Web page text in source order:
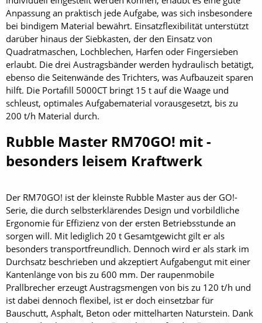
Anpassung an praktisch jede Aufgabe, was sich insbesondere
bei bindigem Material bewährt. Einsatzflexibilität unterstützt
darüber hinaus der Siebkasten, der den Einsatz von
Quadratmaschen, Lochblechen, Harfen oder Fingersieben
erlaubt. Die drei Austragsbänder werden hydraulisch betätigt,
ebenso die Seitenwände des Trichters, was Aufbauzeit sparen
hilft. Die Portafill 5000CT bringt 15 t auf die Waage und
schleust, optimales Aufgabematerial vorausgesetzt, bis zu
200 t/h Material durch.
Rubble Master RM70GO! mit ­
besonders leisem Kraftwerk
Der RM70GO! ist der kleinste Rubble Master aus der GO!-
Serie, die durch selbsterklärendes Design und vorbildliche
Ergonomie für Effizienz von der ersten Betriebsstunde an
sorgen will. Mit lediglich 20 t Gesamtgewicht gilt er als
besonders transportfreundlich. Dennoch wird er als stark im
Durchsatz beschrieben und akzeptiert Aufgabengut mit einer
Kantenlänge von bis zu 600 mm. Der raupenmobile
Prallbrecher erzeugt Austragsmengen von bis zu 120 t/h und
ist dabei dennoch flexibel, ist er doch einsetzbar für
Bauschutt, Asphalt, Beton oder mittelharten Naturstein. Dank